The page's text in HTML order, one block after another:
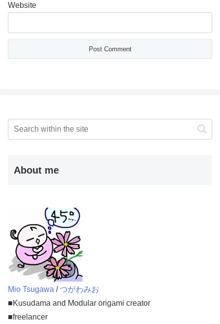
Website
About me
Mio Tsugawa /つがわみお
■Kusudama and Modular origami creator
■freelancer